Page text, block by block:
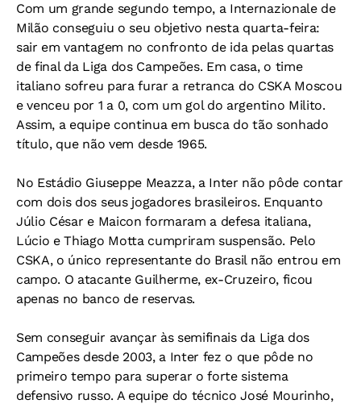
Com um grande segundo tempo, a Internazionale de
Milão conseguiu o seu objetivo nesta quarta-feira:
sair em vantagem no confronto de ida pelas quartas
de final da Liga dos Campeões. Em casa, o time
italiano sofreu para furar a retranca do CSKA Moscou
e venceu por 1 a 0, com um gol do argentino Milito.
Assim, a equipe continua em busca do tão sonhado
título, que não vem desde 1965.
No Estádio Giuseppe Meazza, a Inter não pôde contar
com dois dos seus jogadores brasileiros. Enquanto
Júlio César e Maicon formaram a defesa italiana,
Lúcio e Thiago Motta cumpriram suspensão. Pelo
CSKA, o único representante do Brasil não entrou em
campo. O atacante Guilherme, ex-Cruzeiro, ficou
apenas no banco de reservas.
Sem conseguir avançar às semifinais da Liga dos
Campeões desde 2003, a Inter fez o que pôde no
primeiro tempo para superar o forte sistema
defensivo russo. A equipe do técnico José Mourinho,